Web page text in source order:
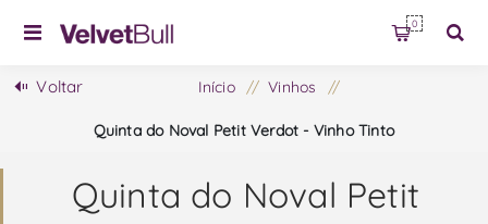
0
Voltar Início / Vinhos /
Quinta do Noval Petit Verdot - Vinho Tinto
Quinta do Noval Petit